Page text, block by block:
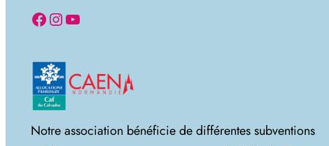
Facebook Instagram YouTube
Notre association bénéficie de différentes subventions